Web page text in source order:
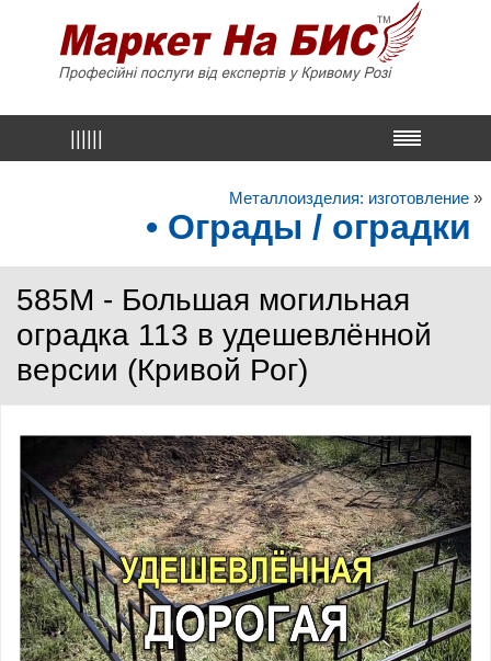
Металлоизделия: изготовление »
• Ограды / оградки
585M - Большая могильная
оградка 113 в удешевлённой
версии (Кривой Рог)